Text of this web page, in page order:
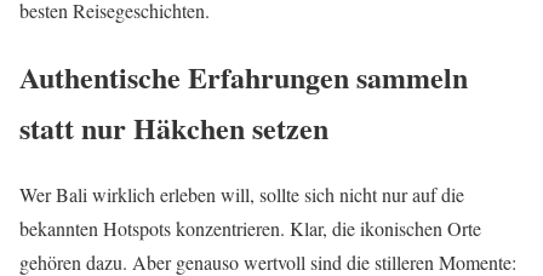
besten Reisegeschichten.
Authentische Erfahrungen sammeln
statt nur Häkchen setzen
Wer Bali wirklich erleben will, sollte sich nicht nur auf die
bekannten Hotspots konzentrieren. Klar, die ikonischen Orte
gehören dazu. Aber genauso wertvoll sind die stilleren Momente: